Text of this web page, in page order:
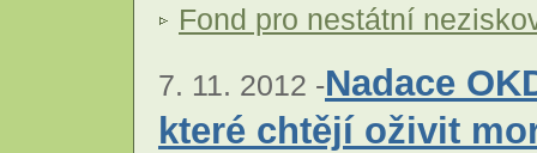
Fond pro nestátní
7. 11. 2012 -Nadace
které chtějí oživit